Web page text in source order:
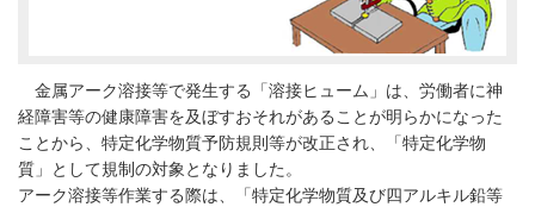
金属アーク溶接等で発生する「溶接ヒューム」は、労働者に神
経障害等の健康障害を及ぼすおそれがあることが明らかになった
ことから、特定化学物質予防規則等が改正され、「特定化学物
質」として規制の対象となりました。
アーク溶接等作業する際は、「特定化学物質及び四アルキル鉛等